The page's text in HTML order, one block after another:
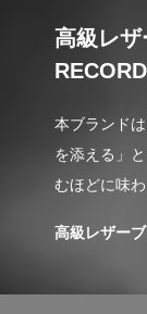
高級レ
本ブランド
を添える」
むほどに味
高級レザー